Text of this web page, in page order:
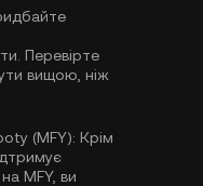
Перевірте
вищою, ніж
(MFY): Крім
MFY, ви